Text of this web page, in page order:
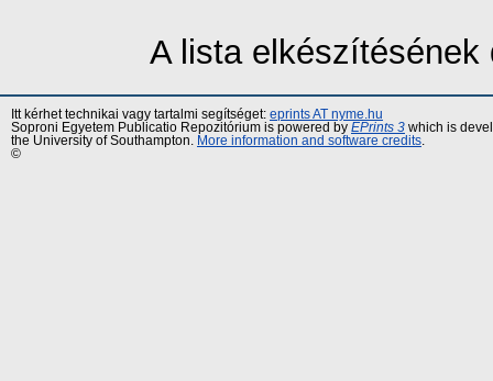
A lista
Itt kérhet technikai vagy tartalmi segítséget: eprints AT nyme.hu
Soproni Egyetem Publicatio Repozitórium is powered by EPrints 3 which is
the University of Southampton.
More information and software credits
©